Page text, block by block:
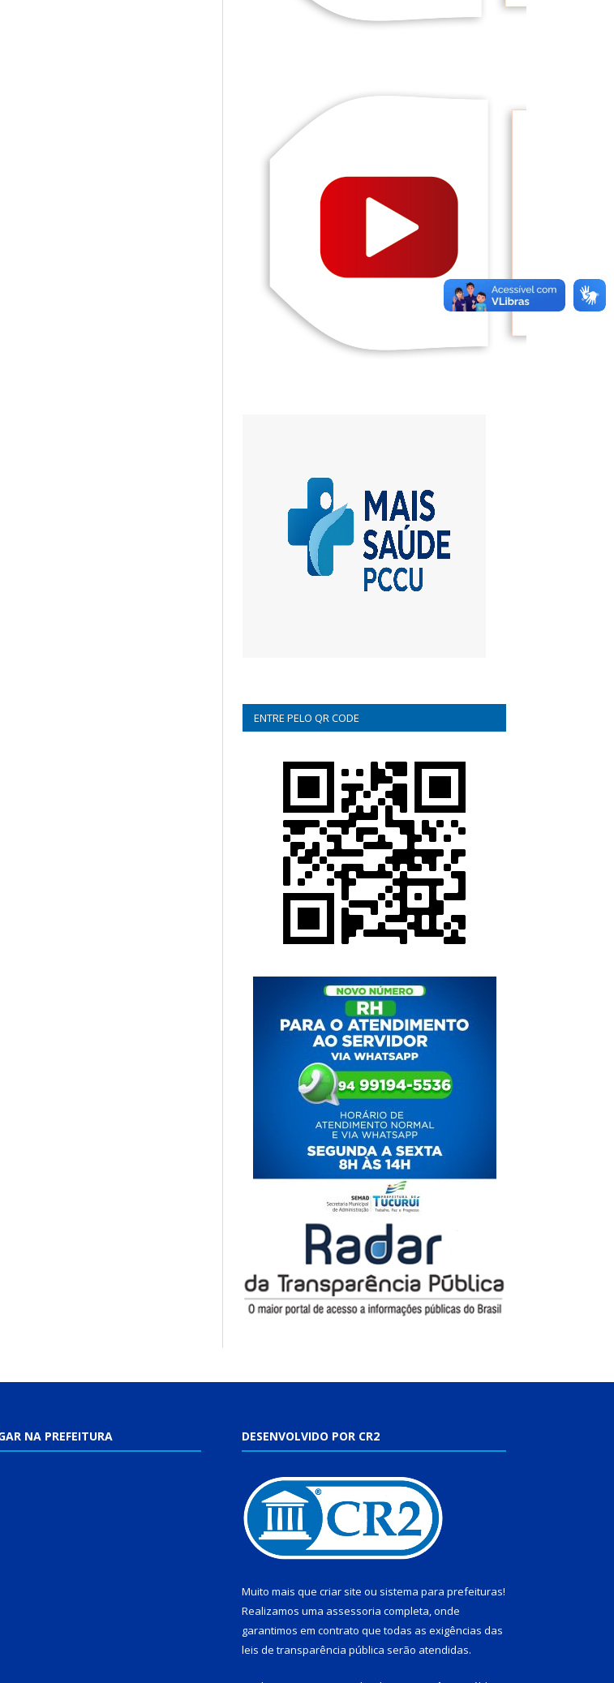
ENTRE PELO QR CODE
NA PREFEITURA DESENVOLVIDO POR CR2
Muito mais que criar site ou sistema para prefeituras!
Realizamos uma assessoria completa, onde
garantimos em contrato que todas as exigências das
leis de transparência pública serão atendidas.